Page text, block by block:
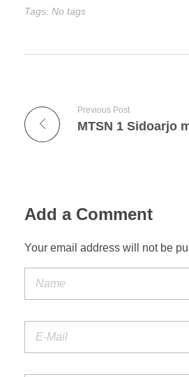
Tags: No tags
Previous Post
Add a Comment
Your email address will not be